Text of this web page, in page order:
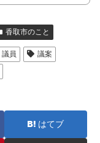
香取市のこと
議員
議案
はてブ